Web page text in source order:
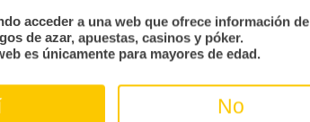
acceder a una web que ofrece información de
de azar, apuestas, casinos y póker.
es únicamente para mayores de edad.
No